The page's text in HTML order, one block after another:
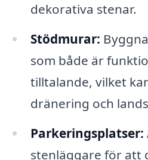
dekorativa stenar.
Stödmurar:
som både är
tilltalande, vilket
dränering och
Parkeringsplatser:
stenläggare för att